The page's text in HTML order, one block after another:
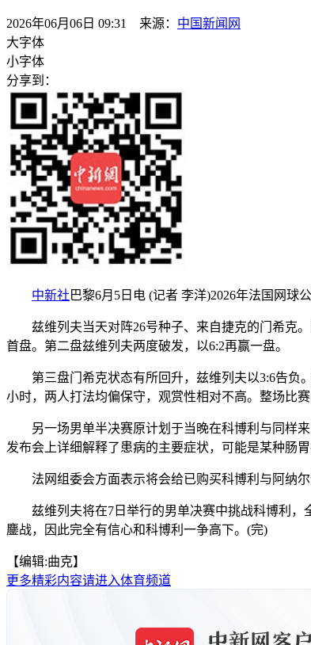
2026年06月06日 09:31 来源： 中国新闻网
大字体
小字体
分享到：
中新社 巴黎6月5日电 (记者 李洋)2026年法国网球
兹维列夫当天对阵26号种子、来自捷克的门希克。
首盘。第二盘兹维列夫两度破发，以6:2再赢一盘。
第三盘门希克状态有所回升，兹维列夫以3:6告负。
小时，两人打法均偏保守，观赏性相对不高。整场比
另一场男单半决赛原计划于当晚在科博利与同样来
发布会上详细解释了患病的主要症状，可能是某种肠
法网组委会方面表示将会给已购买科博利与阿纳尔
兹维列夫将在7日举行的男单决赛中挑战科博利，
鏖战，因此完全有信心和科博利一争高下。(完)
【编辑:曲克】
更多精彩内容请进入体育频道